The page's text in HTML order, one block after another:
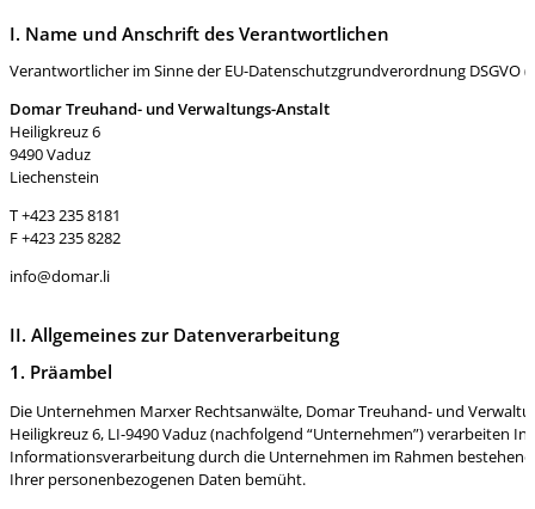
I. Name und Anschrift des Verantwortlichen
Verantwortlicher im Sinne der EU-Datenschutzgrundverordnung DSGVO
Domar Treuhand- und Verwaltungs-Anstalt
Heiligkreuz 6
9490 Vaduz
Liechenstein
T +423 235 8181
F +423 235 8282
info@domar.li
II. Allgemeines zur Datenverarbeitung
1. Präambel
Die Unternehmen Marxer Rechtsanwälte, Domar Treuhand- und
Heiligkreuz 6, LI-9490 Vaduz (nachfolgend “Unternehmen”) verarbeiten
Informationsverarbeitung durch die Unternehmen im Rahmen
Ihrer personenbezogenen Daten bemüht.